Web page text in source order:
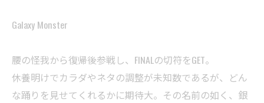
Galaxy Monster
腰の怪我から復帰後参戦し、FINALの切符をGET。
休養明けでカラダやネタの調整が未知数であるが、どん
な踊りを見せてくれるかに期待大。その名前の如く、銀